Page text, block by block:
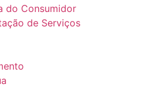
do Consumidor
de Serviços